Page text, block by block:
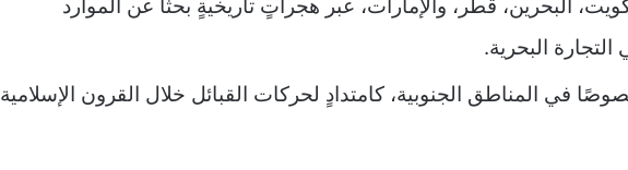
البحرين، قطر، والإمارات، عبر هجراتٍ تاريخيةٍ بحثًا عن الموارد
البحرية.
في المناطق الجنوبية، كامتدادٍ لحركات القبائل خلال القرون الإسلامية